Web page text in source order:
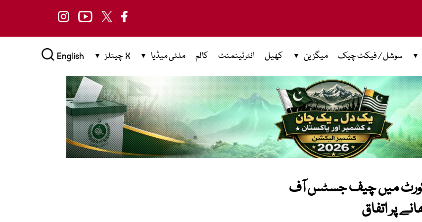
سوشل / فیکٹ چیک میگزین کھیل انٹرٹینمنٹ کالم ملٹی میڈیا X چینلز English
کورٹ میں چیف جسٹس آف
پر اتفاق